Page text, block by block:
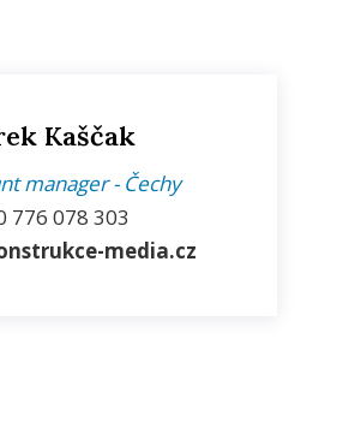
Kaščak
manager - Čechy
776 078 303
media.cz